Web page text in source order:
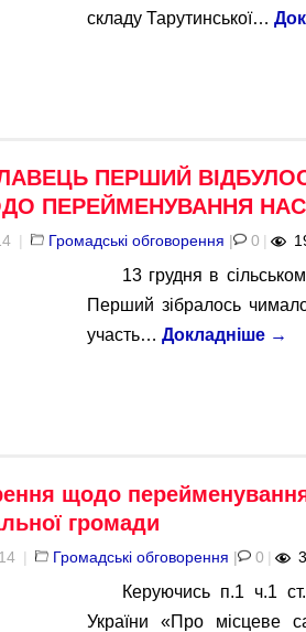
складу Тарутинської…
ПЕРШИЙ
ПЕРЕЙМЕНУВАННЯ
| Громадські обговорення | 0 |
13 грудня в
Перший зібралось
участь… Докладніше →
щодо
громади
| Громадські обговорення | 0 |
Керуючись п.1 ч.1
України «Про місцеве